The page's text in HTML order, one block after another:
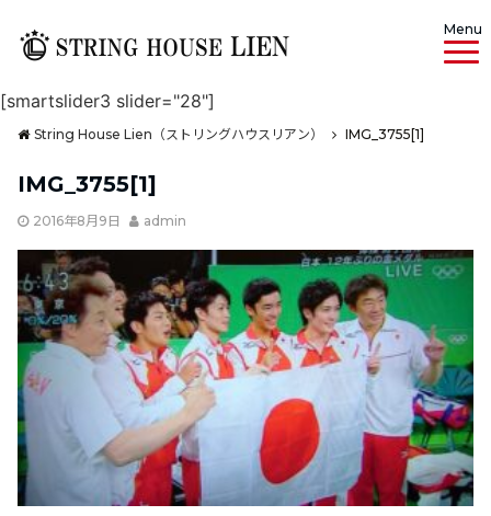
Menu
[smartslider3 slider="28"]
String House Lien（ストリングハウスリアン） IMG_3755[1]
IMG_3755[1]
2016年8月9日 admin